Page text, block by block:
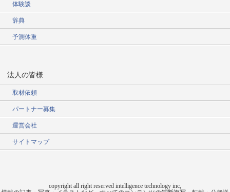
体験談
辞典
予測体重
法人の皆様
取材依頼
パートナー募集
運営会社
サイトマップ
copyright all right reserved intelligence technology inc,